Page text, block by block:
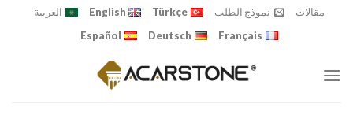
مقالات نموذج الطلب Türkçe
English
العربية
Français
Deutsch
Español